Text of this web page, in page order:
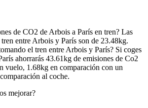
de CO2 de Arbois a París en tren? Las
entre Arbois y París son de 23.48kg.
el tren entre Arbois y París? Si coges
ahorrarás 43.61kg de emisiones de Co2
vuelo, 1.68kg en comparación con un
al coche.
mejorar?